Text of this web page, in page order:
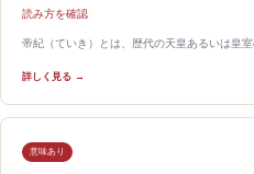
読み方を確認
帝紀（ていき）とは、歴代の天皇あるいは皇
詳しく見る →
意味あり